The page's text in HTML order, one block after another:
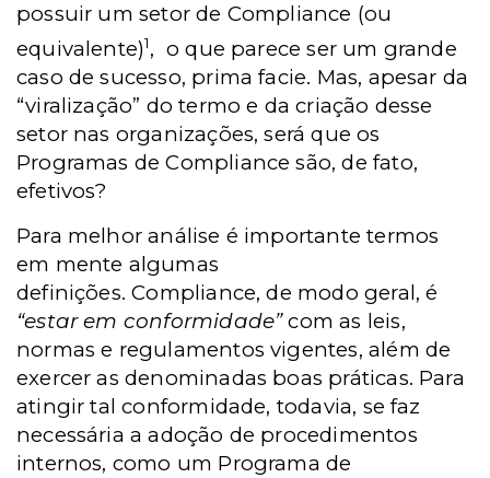
possuir um setor de Compliance (ou
equivalente)1, o que parece ser um grande
caso de sucesso, prima facie. Mas, apesar da
“viralização” do termo e da criação desse
setor nas organizações, será que os
Programas de Compliance são, de fato,
efetivos?
Para melhor análise é importante termos
em mente algumas
definições. Compliance, de modo geral, é
“estar em conformidade”com as leis,
normas e regulamentos vigentes, além de
exercer as denominadas boas práticas. Para
atingir tal conformidade, todavia, se faz
necessária a adoção de procedimentos
internos, como um Programa de